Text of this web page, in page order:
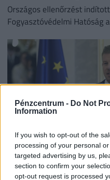
Pénzcentrum - Do Not
Information
If you wish to opt-out of the
processing of your personal
targeted advertising by us,
section to confirm your
opt-out request is processed
Országos ellenőrzést
Fogyasztóvédelmi Hatóság
Döntött a kormány:
háziorvosi